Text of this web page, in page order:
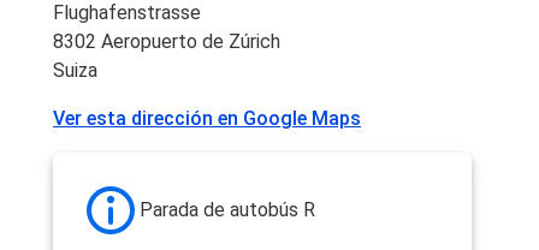
Flughafenstrasse
8302 Aeropuerto de Zúrich
Suiza
Ver esta dirección en Google Maps
Parada de autobús R